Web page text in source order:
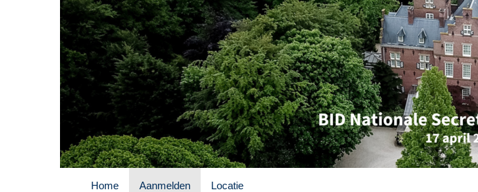
Home Aanmelden Locatie